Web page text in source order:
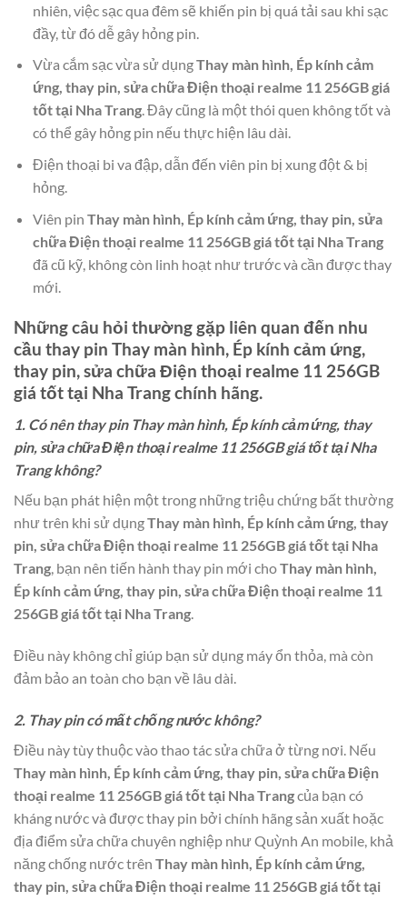
nhiên, việc sạc qua đêm sẽ khiến pin bị quá tải sau khi sạc
đầy, từ đó dễ gây hỏng pin.
Vừa cắm sạc vừa sử dụngThay màn hình, Ép kính cảm
ứng, thay pin, sửa chữa Điện thoại realme 11 256GB giá
tốt tại Nha Trang. Đây cũng là một thói quen không tốt và
có thể gây hỏng pin nếu thực hiện lâu dài.
Điện thoại bi va đập, dẫn đến viên pin bị xung đột & bị
hỏng.
Viên pin Thay màn hình, Ép kính cảm ứng, thay pin, sửa
chữa Điện thoại realme 11 256GB giá tốt tại Nha Trang
đã cũ kỹ, không còn linh hoạt như trước và cần được thay
mới.
Những câu hỏi thường gặp liên quan đến nhu
cầu thay pin Thay màn hình, Ép kính cảm ứng,
thay pin, sửa chữa Điện thoại realme 11 256GB
giá tốt tại Nha Trangchính hãng.
1. Có nên thay pin Thay màn hình, Ép kính cảm ứng, thay
pin, sửa chữa Điện thoại realme 11 256GB giá tốt tại Nha
Trang không?
Nếu bạn phát hiện một trong những triệu chứng bất thường
như trên khi sử dụngThay màn hình, Ép kính cảm ứng, thay
pin, sửa chữa Điện thoại realme 11 256GB giá tốt tại Nha
Trang, bạn nên tiến hành thay pin mới choThay màn hình,
Ép kính cảm ứng, thay pin, sửa chữa Điện thoại realme 11
256GB giá tốt tại Nha Trang.
Điều này không chỉ giúp bạn sử dụng máy ổn thỏa, mà còn
đảm bảo an toàn cho bạn về lâu dài.
2. Thay pin có mất chống nước không?
Điều này tùy thuộc vào thao tác sửa chữa ở từng nơi. Nếu
Thay màn hình, Ép kính cảm ứng, thay pin, sửa chữa Điện
thoại realme 11 256GB giá tốt tại Nha Trangcủa bạn có
kháng nước và được thay pin bởi chính hãng sản xuất hoặc
địa điểm sửa chữa chuyên nghiệp như Quỳnh An mobile, khả
năng chống nước trên Thay màn hình, Ép kính cảm ứng,
thay pin, sửa chữa Điện thoại realme 11 256GB giá tốt tại